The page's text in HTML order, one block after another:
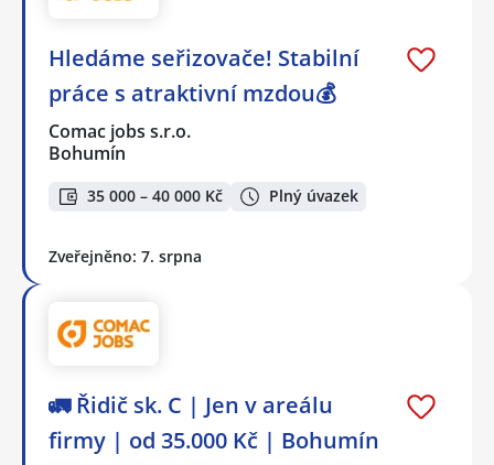
Hledáme seřizovače! Stabilní
práce s atraktivní mzdou💰
Comac jobs s.r.o.
Bohumín
35 000 – 40 000 Kč Plný úvazek
Zveřejněno: 7. srpna
🚛 Řidič sk. C | Jen v areálu
firmy | od 35.000 Kč | Bohumín